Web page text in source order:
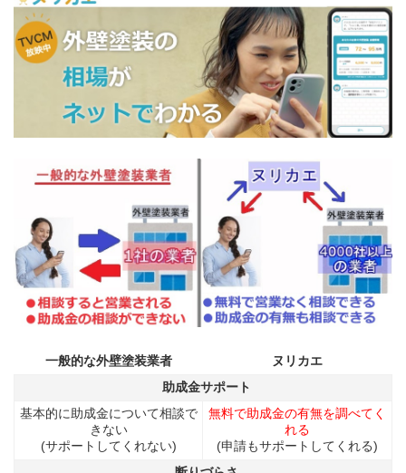
一般的な外壁塗装業者
ヌリカエ
助成金サポート
基本的に助成金について相談で
きない
(サポートしてくれない)
無料で助成金の有無を調べてく
れる
(申請もサポートしてくれる)